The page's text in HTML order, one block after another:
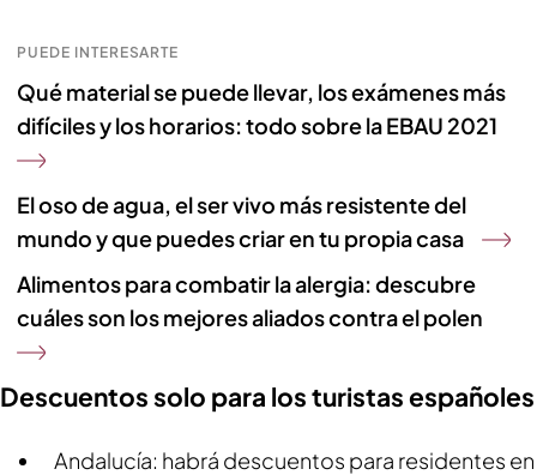
PUEDE INTERESARTE
Qué material se puede llevar, los exámenes más
difíciles y los horarios: todo sobre la EBAU 2021
El oso de agua, el ser vivo más resistente del
mundo y que puedes criar en tu propia casa
Alimentos para combatir la alergia: descubre
cuáles son los mejores aliados contra el polen
Descuentos solo para los turistas españoles
Andalucía: habrá descuentos para residentes en